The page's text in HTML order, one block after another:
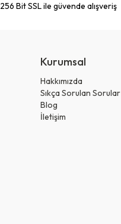
256 Bit SSL ile güvende alışveriş
Kurumsal
Hakkımızda
Sıkça Sorulan Sorular
Blog
İletişim